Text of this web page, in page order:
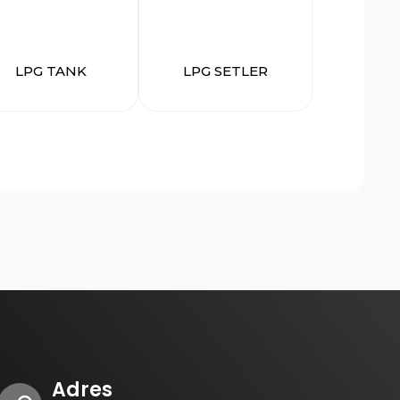
LPG TANK LPG SETLER
Adres